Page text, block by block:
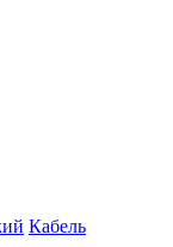
Кабель